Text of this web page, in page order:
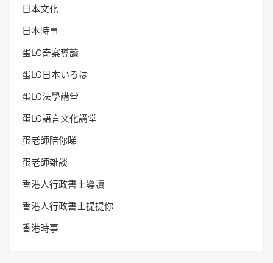
日本文化
日本時事
蛋LC奇案導讀
蛋LC日本いろは
蛋LC法學講堂
蛋LC語言文化講堂
蛋老師陪你睇
蛋老師雜談
香港人行政書士導讀
香港人行政書士提提你
香港時事